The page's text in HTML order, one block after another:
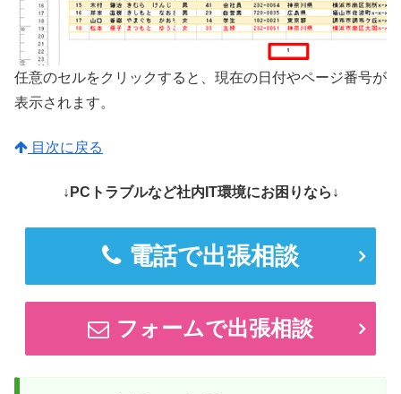
任意のセルをクリックすると、現在の日付やページ番号が
表示されます。
目次に戻る
↓PCトラブルなど社内IT環境にお困りなら↓
電話で出張相談
フォームで出張相談